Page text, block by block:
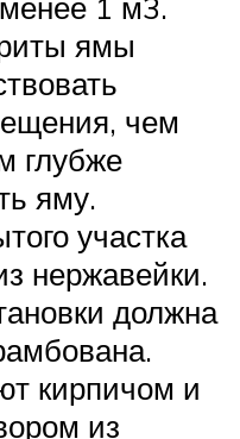
1 м3.
ямы
чем
глубже
яму.
участка
нержавейки.
должна
кирпичом и
из